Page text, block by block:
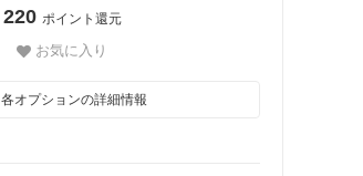
220 ポイント還元
お気に入り
各オプションの詳細情報